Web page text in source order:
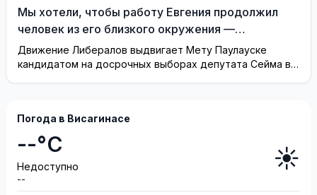
Мы хотели, чтобы работу Евгения продолжил
человек из его близкого окружения —
Висагинское отделение Либерального движения
Движение Либералов выдвигает Мету Паулауске
кандидатом на досрочных выборах депутата Сейма в
Погода в Висагинасе
--°C
Недоступно
--
☀️